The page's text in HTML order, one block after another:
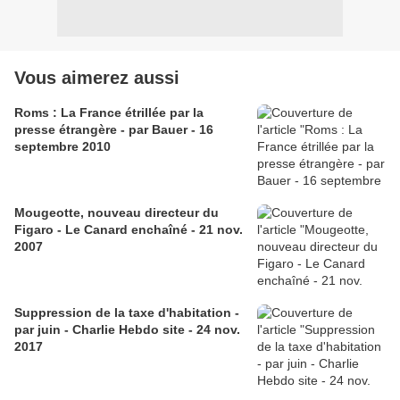
Vous aimerez aussi
Roms : La France étrillée par la
presse étrangère - par Bauer - 16
septembre 2010
Mougeotte, nouveau directeur du
Figaro - Le Canard enchaîné - 21 nov.
2007
Suppression de la taxe d'habitation -
par juin - Charlie Hebdo site - 24 nov.
2017